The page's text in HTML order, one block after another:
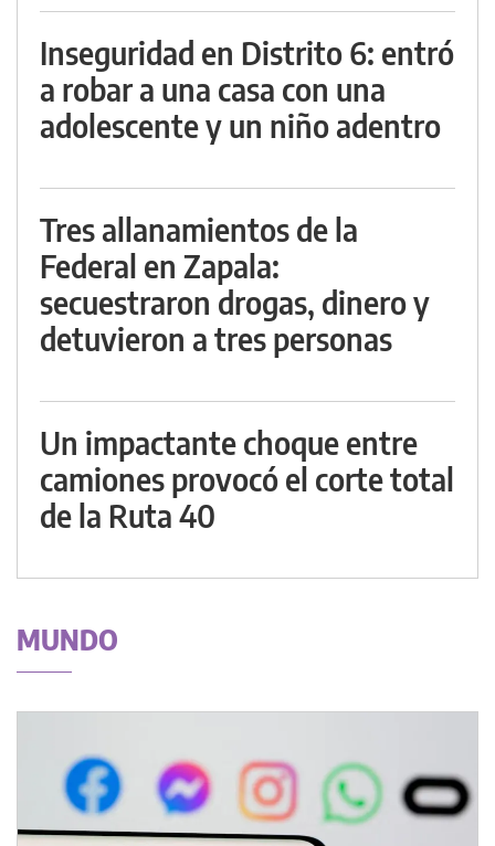
Inseguridad en Distrito 6: entró
a robar a una casa con una
adolescente y un niño adentro
Tres allanamientos de la
Federal en Zapala:
secuestraron drogas, dinero y
detuvieron a tres personas
Un impactante choque entre
camiones provocó el corte total
de la Ruta 40
MUNDO